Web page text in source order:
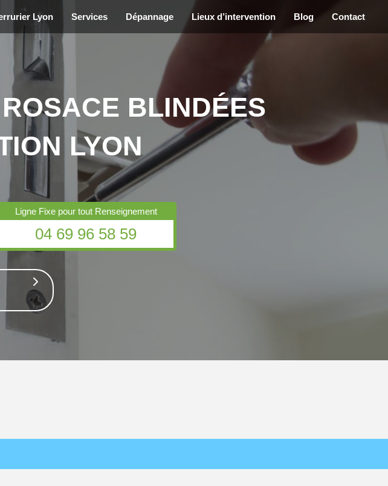
Lyon Services Dépannage Lieux d’intervention Blog Contact
BLINDÉES
LYON
Ligne Fixe pour tout Renseignement
04 69 96 58 59